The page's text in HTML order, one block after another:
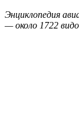
Энциклопедия
— около 1722